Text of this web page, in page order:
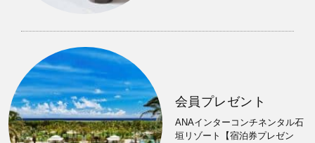
会員プレゼント
ANAインターコンチネンタル石
垣リゾート【宿泊券プレゼン